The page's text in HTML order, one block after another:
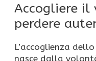
Accogliere il
perdere
L’accoglienza
nasce dalla